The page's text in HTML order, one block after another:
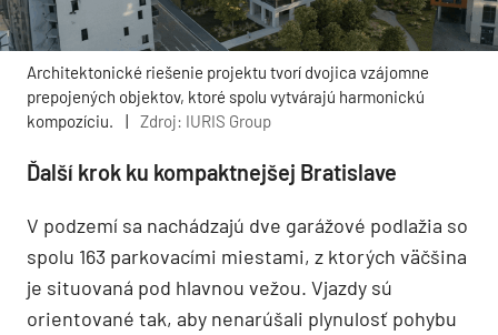
Architektonické riešenie projektu tvorí dvojica vzájomne
prepojených objektov, ktoré spolu vytvárajú harmonickú
kompozíciu.
| Zdroj: IURIS Group
Ďalší krok ku kompaktnejšej Bratislave
V podzemí sa nachádzajú dve garážové podlažia so
spolu 163 parkovacími miestami, z ktorých väčšina
je situovaná pod hlavnou vežou. Vjazdy sú
orientované tak, aby nenarúšali plynulosť pohybu